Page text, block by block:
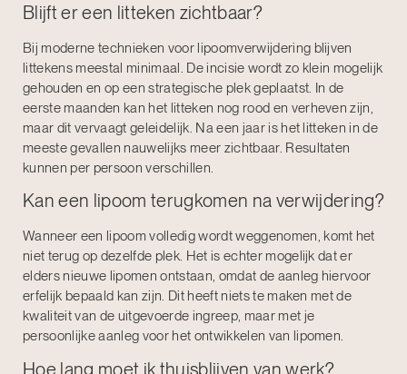
Blijft er een litteken zichtbaar?
Bij moderne technieken voor lipoomverwijdering blijven
littekens meestal minimaal. De incisie wordt zo klein mogelijk
gehouden en op een strategische plek geplaatst. In de
eerste maanden kan het litteken nog rood en verheven zijn,
maar dit vervaagt geleidelijk. Na een jaar is het litteken in de
meeste gevallen nauwelijks meer zichtbaar. Resultaten
kunnen per persoon verschillen.
Kan een lipoom terugkomen na verwijdering?
Wanneer een lipoom volledig wordt weggenomen, komt het
niet terug op dezelfde plek. Het is echter mogelijk dat er
elders nieuwe lipomen ontstaan, omdat de aanleg hiervoor
erfelijk bepaald kan zijn. Dit heeft niets te maken met de
kwaliteit van de uitgevoerde ingreep, maar met je
persoonlijke aanleg voor het ontwikkelen van lipomen.
Hoe lang moet ik thuisblijven van werk?